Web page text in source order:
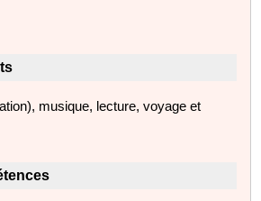
musique, lecture, voyage et